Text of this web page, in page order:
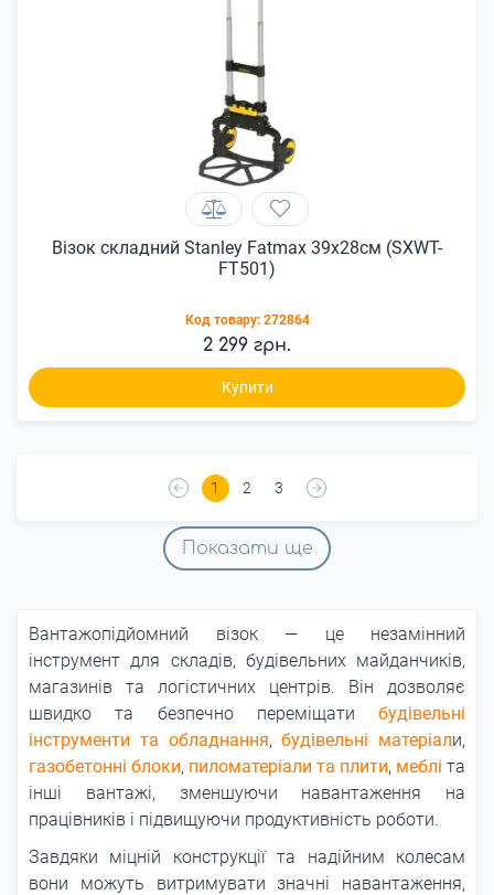
Візок складний Stanley Fatmax 39х28см (SXWT-
FT501)
Код товару: 272864
2 299 грн.
Купити
1 2 3
Показати ще
Вантажопідйомний візок ― це незамінний
інструмент для складів, будівельних майданчиків,
магазинів та логістичних центрів. Він дозволяє
швидко та безпечно переміщати будівельні
інструменти та обладнання,будівельні матеріали,
газобетонні блоки, пиломатеріали та плити, меблі та
інші вантажі, зменшуючи навантаження на
працівників і підвищуючи продуктивність роботи.
Завдяки міцній конструкції та надійним колесам
вони можуть витримувати значні навантаження,